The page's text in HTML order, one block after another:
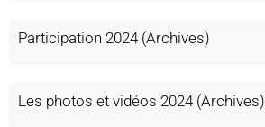
Participation 2024 (Archives)
Les photos et vidéos 2024 (Archives)